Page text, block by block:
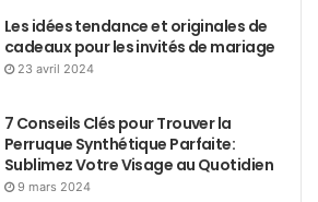
Les idées tendance et originales de
cadeaux pour les invités de mariage
23 avril 2024
7 Conseils Clés pour Trouver la
Perruque Synthétique Parfaite:
Sublimez Votre Visage au Quotidien
9 mars 2024